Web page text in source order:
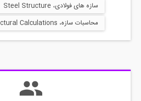
سازه های فولادی، Steel Structure
محاسبات سازه، Structural Calculations